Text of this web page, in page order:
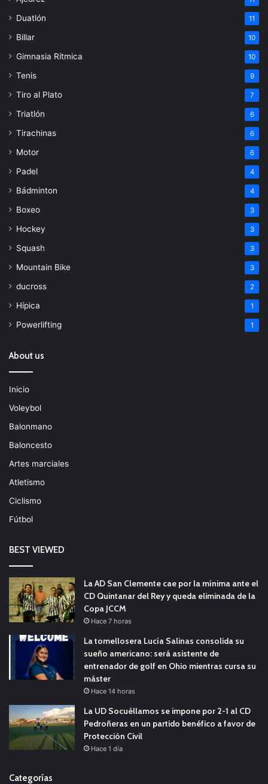
Duatlón 11
Billar 10
Gimnasia Rítmica 10
Tenis 9
Tiro al Plato 7
Triatlón 6
Tirachinas 6
Motor 6
Padel 4
Bádminton 4
Boxeo 3
Hockey 3
Squash 3
Mountain Bike 3
ducross 2
Hípica 1
Powerlifting 1
About us
Inicio
Voleybol
Balonmano
Baloncesto
Artes marciales
Atletismo
Ciclismo
Fútbol
BEST VIEWED
La AD San Clemente cae por la mínima ante el
CD Quintanar del Rey y queda eliminada de la
Copa JCCM
Hace 7 horas
La tomellosera Lucía Salinas consolida su
sueño americano: será asistente de
entrenador de golf en Ohio mientras cursa su
máster
Hace 14 horas
La UD Socuéllamos se impone por 2-1 al CD
Pedroñeras en un partido benéfico a favor de
Protección Civil
Hace 1 día
Categorías